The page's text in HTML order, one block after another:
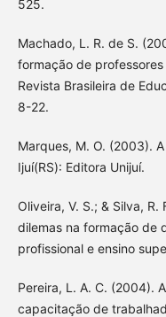
525.
Machado, L. R. de S.
formação de
Revista Brasileira de
8-22.
Marques, M. O. (2003).
Ijuí(RS): Editora Unijuí.
Oliveira, V. S.; & Silva,
dilemas na formação de
profissional e ensino
Pereira, L. A. C. (2004).
capacitação de